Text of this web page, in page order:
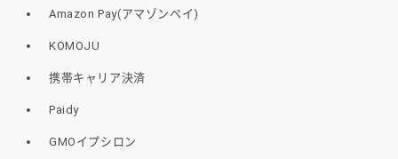
Amazon Pay(アマゾンペイ)
KOMOJU
携帯キャリア決済
Paidy
GMOイプシロン